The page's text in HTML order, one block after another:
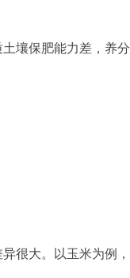
壤保肥能力差，养
很大。以玉米为例